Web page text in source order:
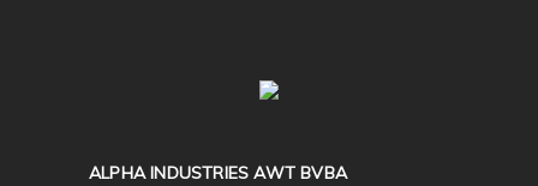
ALPHA INDUSTRIES AWT BVBA